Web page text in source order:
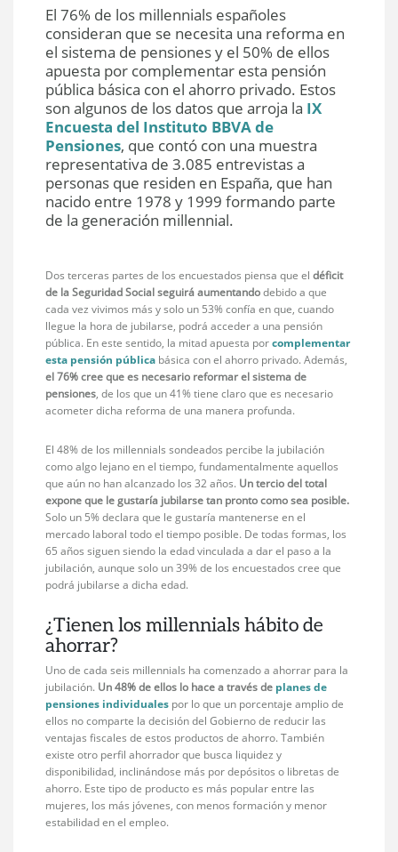
El 76% de los millennials españoles
consideran que se necesita una reforma en
el sistema de pensiones y el 50% de ellos
apuesta por complementar esta pensión
pública básica con el ahorro privado. Estos
son algunos de los datos que arroja la IX
Encuesta del Instituto BBVA de
Pensiones, que contó con una muestra
representativa de 3.085 entrevistas a
personas que residen en España, que han
nacido entre 1978 y 1999 formando parte
de la generación millennial.
Dos terceras partes de los encuestados piensa que eldéficit
de la Seguridad Social seguirá aumentandodebido a que
cada vez vivimos más y solo un 53% confía en que, cuando
llegue la hora de jubilarse, podrá acceder a una pensión
pública. En este sentido, la mitad apuesta porcomplementar
esta pensión pública básica con el ahorro privado. Además,
el 76% cree que es necesario reformar el sistema de
pensiones, de los que un 41% tiene claro que es necesario
acometer dicha reforma de una manera profunda.
El 48% de los millennials sondeados percibe la jubilación
como algo lejano en el tiempo, fundamentalmente aquellos
que aún no han alcanzado los 32 años. Un tercio del total
expone que le gustaría jubilarse tan pronto como sea posible.
Solo un 5% declara que le gustaría mantenerse en el
mercado laboral todo el tiempo posible. De todas formas, los
65 años siguen siendo la edad vinculada a dar el paso a la
jubilación, aunque solo un 39% de los encuestados cree que
podrá jubilarse a dicha edad.
¿Tienen los millennials hábito de
ahorrar?
Uno de cada seis millennials ha comenzado a ahorrar para la
jubilación. Un 48% de ellos lo hace a través de planes de
pensiones individuales por lo que un porcentaje amplio de
ellos no comparte la decisión del Gobierno de reducir las
ventajas fiscales de estos productos de ahorro. También
existe otro perfil ahorrador que busca liquidez y
disponibilidad, inclinándose más por depósitos o libretas de
ahorro. Este tipo de producto es más popular entre las
mujeres, los más jóvenes, con menos formación y menor
estabilidad en el empleo.